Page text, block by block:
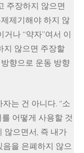
주장하지 않으면
제기해야 하지 않
나 “약자”여서 이
지 않으면 주장할
향으로 운동 방향
는 건 아니다. “소
어떻게 사용할 것
않으면서, 즉 내가
을 은폐하지 않으